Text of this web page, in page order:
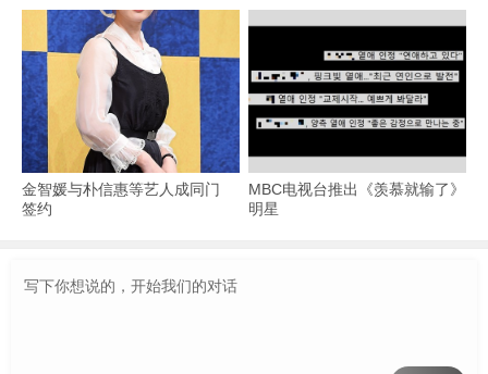
金智媛与朴信惠等艺人成同门
签约
MBC电视台推出《羡慕就输了》
明星